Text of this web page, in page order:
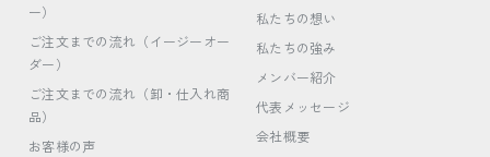
ー）
ご注文までの流れ（イージーオー
ダー）
ご注文までの流れ（卸・仕入れ商
品）
お客様の声
私たちの想い
私たちの強み
メンバー紹介
代表メッセージ
会社概要